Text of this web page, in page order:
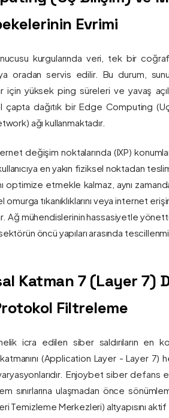
Evrimi
kurgularında veri, tek bir
oradan servis edilir. Bu durum,
için yüksek ping süreleri ve yavaş
dağıtık bir Edge Computing
ağı kullanmaktadır.
değişim noktalarında (IXP)
en yakın fiziksel noktadan
optimize etmekle kalmaz, aynı
tıkanıklıklarını veya internet
Ağ mühendislerinin hassasiyetle
öncü yapıları arasında
Katman 7 (Layer 7)
Filtreleme
icra edilen siber saldırıların en
(Application Layer - Layer 7)
Enjoybet siber
sınırlarına ulaşmadan önce
Temizleme Merkezleri) altyapısını